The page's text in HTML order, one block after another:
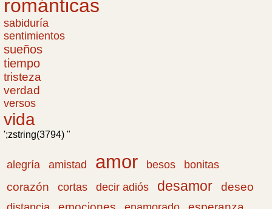
románticas
sabiduría
sentimientos
sueños
tiempo
tristeza
verdad
versos
vida
';zstring(3794) "
alegría amistad amor besos
bonitas
corazón
cortas decir adiós desamor deseo